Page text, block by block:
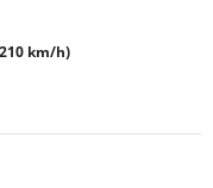
km/h)